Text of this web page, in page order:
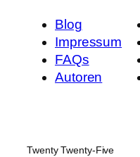
Blog
Impressum
FAQs
Autoren
Twenty Twenty-Five